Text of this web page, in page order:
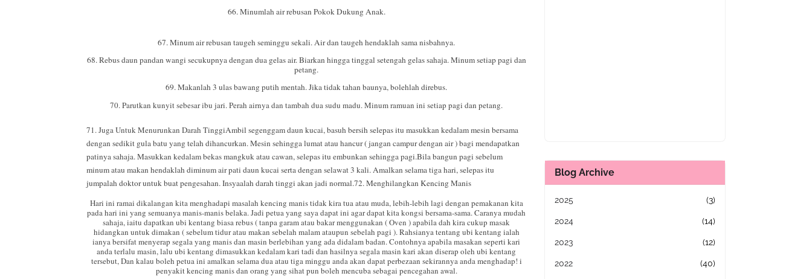
66. Minumlah air rebusan Pokok Dukung Anak.
67. Minum air rebusan taugeh seminggu sekali. Air dan taugeh hendaklah sama nisbahnya.
68. Rebus daun pandan wangi secukupnya dengan dua gelas air. Biarkan hingga tinggal setengah gelas sahaja. Minum setiap pagi dan
petang.
69. Makanlah 3 ulas bawang putih mentah. Jika tidak tahan baunya, bolehlah direbus.
70. Parutkan kunyit sebesar ibu jari. Perah airnya dan tambah dua sudu madu. Minum ramuan ini setiap pagi dan petang.
71. Juga Untuk Menurunkan Darah TinggiAmbil segenggam daun kucai, basuh bersih selepas itu masukkan kedalam mesin bersama
dengan sedikit gula batu yang telah dihancurkan. Mesin sehingga lumat atau hancur ( jangan campur dengan air ) bagi mendapatkan
patinya sahaja. Masukkan kedalam bekas mangkuk atau cawan, selepas itu embunkan sehingga pagi.Bila bangun pagi sebelum
minum atau makan hendaklah diminum air pati daun kucai serta dengan selawat 3 kali. Amalkan selama tiga hari, selepas itu
jumpalah doktor untuk buat pengesahan. Insyaalah darah tinggi akan jadi normal.72. Menghilangkan Kencing Manis
Hari ini ramai dikalangan kita menghadapi masalah kencing manis tidak kira tua atau muda, lebih-lebih lagi dengan pemakanan kita
pada hari ini yang semuanya manis-manis belaka. Jadi petua yang saya dapat ini agar dapat kita kongsi bersama-sama. Caranya mudah
sahaja, iaitu dapatkan ubi kentang biasa rebus ( tanpa garam atau bakar menggunakan ( Oven ) apabila dah kira cukup masak
hidangkan untuk dimakan ( sebelum tidur atau makan sebelah malam ataupun sebelah pagi ). Rahsianya tentang ubi kentang ialah
ianya bersifat menyerap segala yang manis dan masin berlebihan yang ada didalam badan. Contohnya apabila masakan seperti kari
anda terlalu masin, lalu ubi kentang dimasukkan kedalam kari tadi dan hasilnya segala masin kari akan diserap oleh ubi kentang
tersebut, Dan kalau boleh petua ini amalkan selama dua atau tiga minggu anda akan dapat perbezaan sekirannya anda menghadap! i
penyakit kencing manis dan orang yang sihat pun boleh mencuba sebagai pencegahan awal.
Blog Archive
2025 (3)
2024 (14)
2023 (12)
2022 (40)